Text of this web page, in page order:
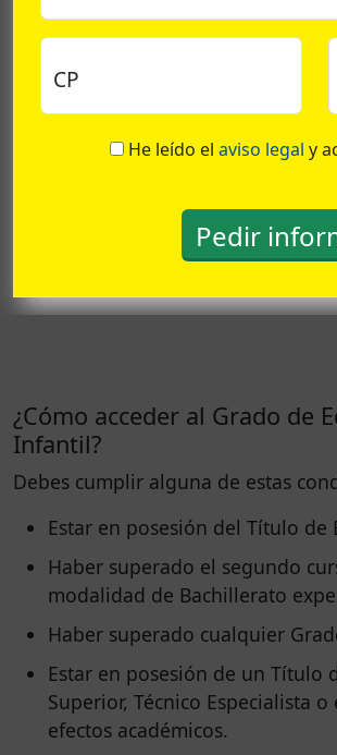
CP
He leído el aviso legal y
¿Cómo acceder al Grado de
Infantil?
Debes cumplir alguna de estas
Estar en posesión del Título de
Haber superado el segundo
modalidad de Bachillerato
Haber superado cualquier
Estar en posesión de un Título
Superior, Técnico Especialista
efectos académicos.